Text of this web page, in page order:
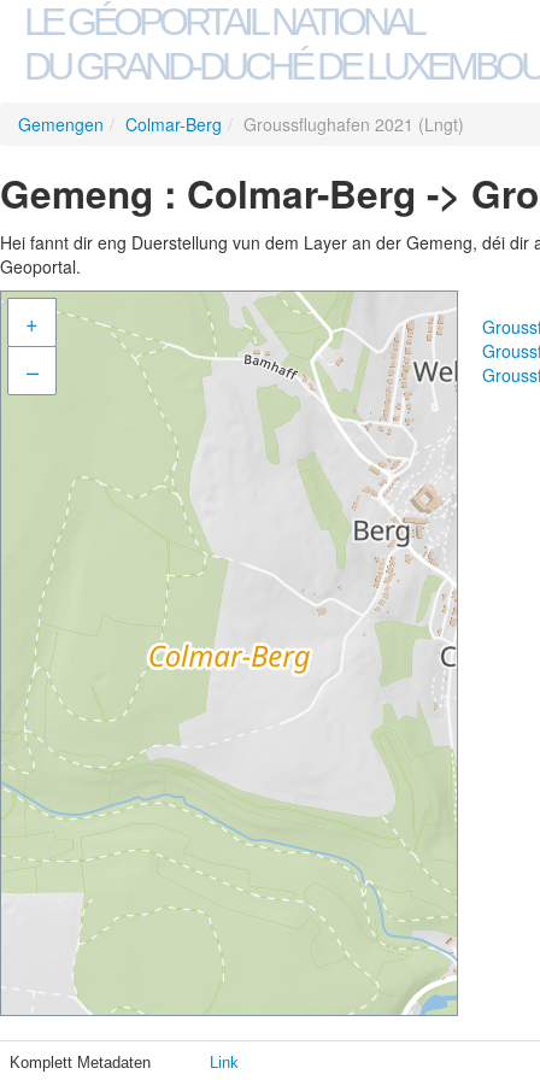
LE GÉOPORTAIL NATIONAL
DU GRAND-DUCHÉ DE
Gemengen / Colmar-Berg / Groussflughafen 2021 (Lngt)
Gemeng : Colmar-Berg ->
Hei fannt dir eng Duerstellung vun dem Layer an der Gemeng, déi
Geoportal.
+
–
Komplett Metadaten Link